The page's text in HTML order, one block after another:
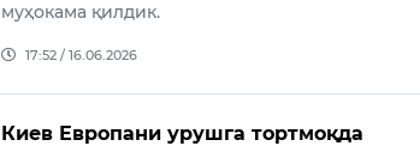
муҳокама қилдик.
17:52 / 16.06.2026
Киев Европани урушга тортмоқда